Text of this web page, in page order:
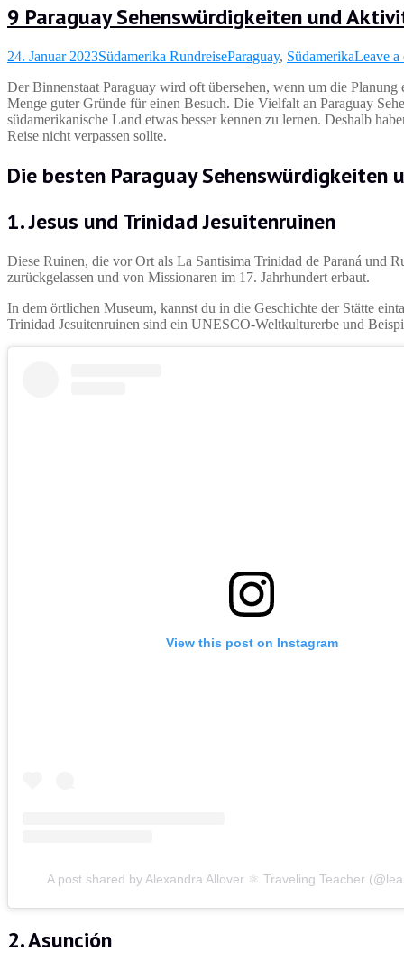
9 Paraguay Sehenswürdigkeiten und
24. Januar 2023Südamerika RundreiseParaguay, SüdamerikaLeave a
Der Binnenstaat Paraguay wird oft übersehen, wenn um die
Menge guter Gründe für einen Besuch. Die Vielfalt an Paraguay
südamerikanische Land etwas besser kennen zu lernen. Deshalb
Reise nicht verpassen sollte.
Die besten Paraguay Sehenswürdigkeiten
1.Jesus und Trinidad Jesuitenruinen
Diese Ruinen, die vor Ort als La Santisima Trinidad de Paraná und
zurückgelassen und von Missionaren im 17. Jahrhundert erbaut.
In dem örtlichen Museum, kannst du in die Geschichte der Stätte
Trinidad Jesuitenruinen sind ein UNESCO-Weltkulturerbe und
View this post on Instagram
A post shared by Alexandra Allover ⚛️ Traveling Teacher
2. Asunción